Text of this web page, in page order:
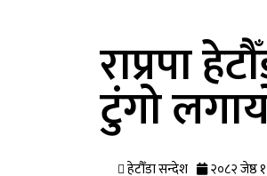
राप्रपा
टुंगो
हेटौँडा सन्देश २०८२ जेष्ठ